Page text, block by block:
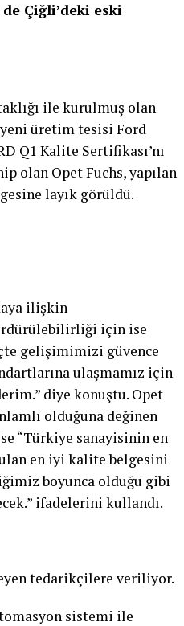
Çiğli’deki eski
ile kurulmuş olan
yeni üretim tesisi Ford
Q1 Kalite Sertifikası’nı
olan Opet Fuchs, yapılan
layık görüldü.
ilişkin
için ise
gelişimimizi güvence
ulaşmamız için
diye konuştu. Opet
olduğuna değinen
“Türkiye sanayisinin en
en iyi kalite belgesini
boyunca olduğu gibi
ifadelerini kullandı.
tedarikçilere veriliyor.
sistemi ile